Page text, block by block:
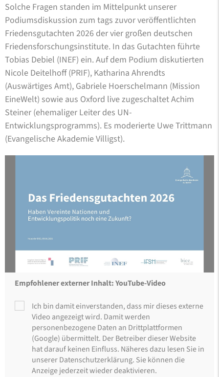
Solche Fragen standen im Mittelpunkt unserer
Podiumsdiskussion zum tags zuvor veröffentlichten
Friedensgutachten 2026 der vier großen deutschen
Friedensforschungsinstitute. In das Gutachten führte
Tobias Debiel (INEF) ein. Auf dem Podium diskutierten
Nicole Deitelhoff (PRIF), Katharina Ahrendts
(Auswärtiges Amt), Gabriele Hoerschelmann (Mission
EineWelt) sowie aus Oxford live zugeschaltet Achim
Steiner (ehemaliger Leiter des UN-
Entwicklungsprogramms). Es moderierte Uwe Trittmann
(Evangelische Akademie Villigst).
Empfohlener externer Inhalt: YouTube-Video
Ich bin damit einverstanden, dass mir dieses externe
Video angezeigt wird. Damit werden
personenbezogene Daten an Drittplattformen
(Google) übermittelt. Der Betreiber dieser Website
hat darauf keinen Einfluss. Näheres dazu lesen Sie in
unserer Datenschutzerklärung. Sie können die
Anzeige jederzeit wieder deaktivieren.